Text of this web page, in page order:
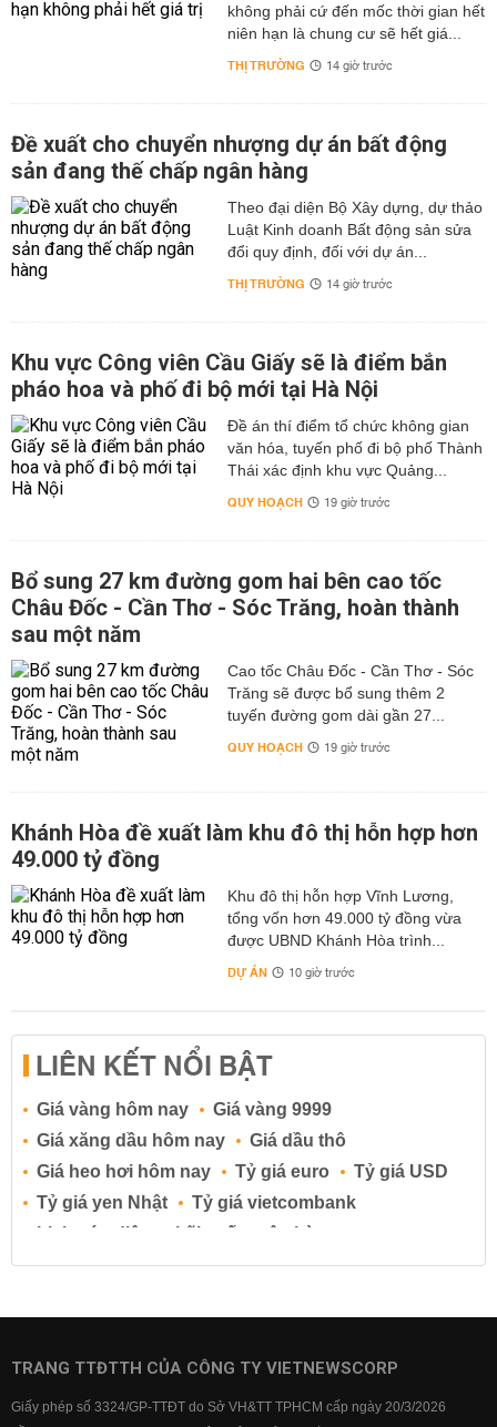
không phải cứ đến mốc thời gian hết
niên hạn là chung cư sẽ hết giá...
THỊ TRƯỜNG 14 giờ trước
Đề xuất cho chuyển nhượng dự án bất động
sản đang thế chấp ngân hàng
Theo đại diện Bộ Xây dựng, dự thảo
Luật Kinh doanh Bất động sản sửa
đổi quy định, đối với dự án...
THỊ TRƯỜNG 14 giờ trước
Khu vực Công viên Cầu Giấy sẽ là điểm bắn
pháo hoa và phố đi bộ mới tại Hà Nội
Đề án thí điểm tổ chức không gian
văn hóa, tuyến phố đi bộ phố Thành
Thái xác định khu vực Quảng...
QUY HOẠCH 19 giờ trước
Bổ sung 27 km đường gom hai bên cao tốc
Châu Đốc - Cần Thơ - Sóc Trăng, hoàn thành
sau một năm
Cao tốc Châu Đốc - Cần Thơ - Sóc
Trăng sẽ được bổ sung thêm 2
tuyến đường gom dài gần 27...
QUY HOẠCH 19 giờ trước
Khánh Hòa đề xuất làm khu đô thị hỗn hợp hơn
49.000 tỷ đồng
Khu đô thị hỗn hợp Vĩnh Lương,
tổng vốn hơn 49.000 tỷ đồng vừa
được UBND Khánh Hòa trình...
DỰ ÁN 10 giờ trước
LIÊN KẾT NỔI BẬT
Giá vàng hôm nay
Giá vàng 9999
Giá xăng dầu hôm nay
Giá dầu thô
Giá heo hơi hôm nay
Tỷ giá euro
Tỷ giá USD
Tỷ giá yen Nhật
Tỷ giá vietcombank
Lịch cúp điện
Lãi suất ngân hàng
Lãi suất tiết kiệm
Lãi suất tiền gửi
Lãi suất ngân hàng BIDV
Lãi suất ngân hàng Vietcombank
TRANG TTĐTTH CỦA CÔNG TY VIETNEWSCORP
Giấy phép số 3324/GP-TTĐT do Sở VH&TT TPHCM cấp ngày 20/3/2026